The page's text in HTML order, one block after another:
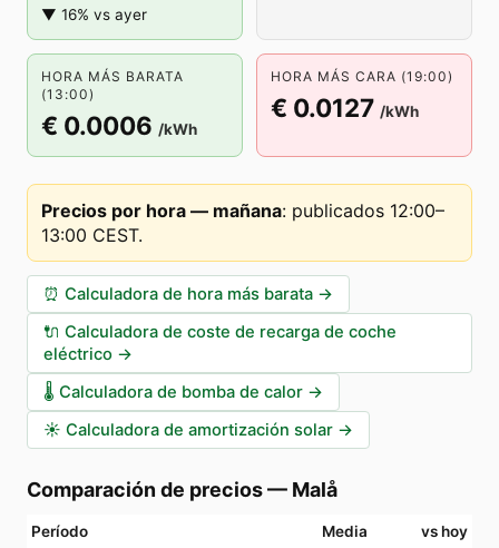
▼ 16% vs ayer
HORA MÁS BARATA
(13:00)
€ 0.0006 /kWh
HORA MÁS CARA (19:00)
€ 0.0127 /kWh
Precios por hora — mañana: publicados 12:00–
13:00 CEST.
⏰ Calculadora de hora más barata →
🔌 Calculadora de coste de recarga de coche
eléctrico →
🌡️ Calculadora de bomba de calor →
☀️ Calculadora de amortización solar →
Comparación de precios— Malå
Período Media vs hoy